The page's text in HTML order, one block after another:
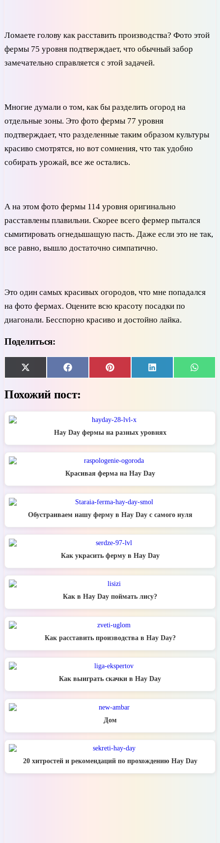
Ломаете голову как расставить производства? Фото этой
фермы 75 уровня подтверждает, что обычный забор
замечательно справляется с этой задачей.
Многие думали о том, как бы разделить огород на
отдельные зоны. Это фото фермы 77 уровня
подтверждает, что разделенные таким образом культуры
красиво смотрятся, но вот сомнения, что так удобно
собирать урожай, все же остались.
А на этом фото фермы 114 уровня оригинально
расставлены плавильни. Скорее всего фермер пытался
сымитировать огнедышащую пасть. Даже если это не так,
все равно, вышло достаточно симпатично.
Это один самых красивых огородов, что мне попадался
на фото фермах. Оцените всю красоту посадки по
диагонали. Бесспорно красиво и достойно лайка.
Поделиться:
Share
on
X
(Twitter)
Share
on
Facebook
Share
on
Pinterest
Share
on
LinkedIn
Share
on
Похожий пост:
Hay Day фермы на разных уровнях
Красивая ферма на Hay Day
Обустраиваем нашу ферму в Hay Day с самого нуля
Как украсить ферму в Hay Day
Как в Hay Day поймать лису?
Как расставить производства в Hay Day?
Как выиграть скачки в Hay Day
Дом
20 хитростей и рекомендаций по прохождению Hay Day